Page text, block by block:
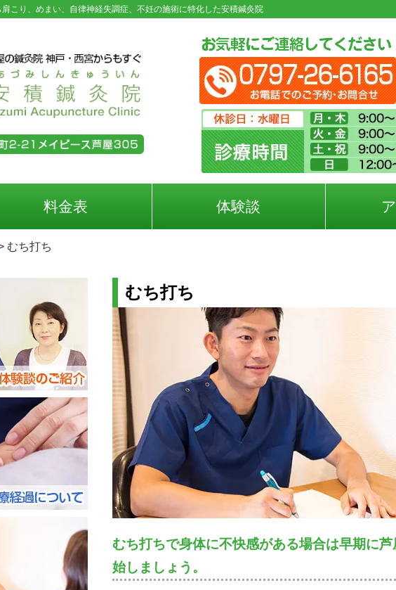
こり、めまい、自律神経失調症、不妊の施術に特化した安積鍼灸院
料金表 体験談
むち打ち
むち打ち
むち打ちで身体に不快感がある場合は早期に
始しましょう。